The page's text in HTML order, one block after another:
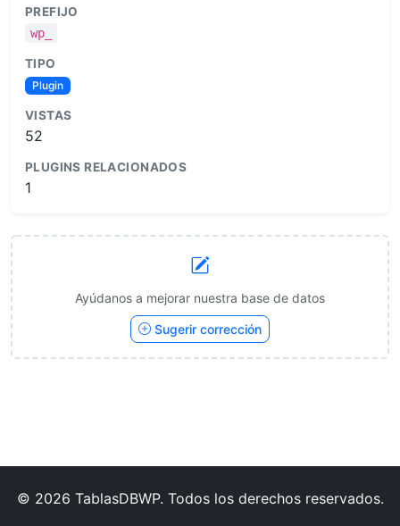
PREFIJO
wp_
TIPO
Plugin
VISTAS
52
PLUGINS RELACIONADOS
1
Ayúdanos a mejorar nuestra base de datos
Sugerir corrección
© 2026 TablasDBWP. Todos los derechos reservados.